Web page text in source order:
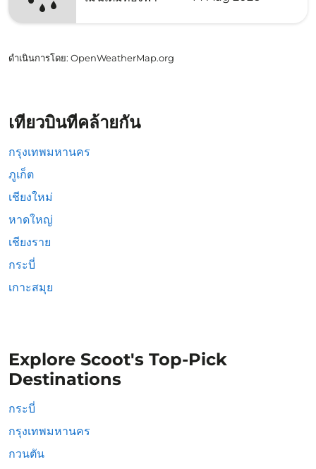
ดำเนินการโดย: OpenWeatherMap.org
เที่ยวบินที่คล้ายกัน
กรุงเทพมหานคร
ภูเก็ต
เชียงใหม่
หาดใหญ่
เชียงราย
กระบี่
เกาะสมุย
Explore Scoot's Top-Pick
Destinations
กระบี่
กรุงเทพมหานคร
กวนตัน